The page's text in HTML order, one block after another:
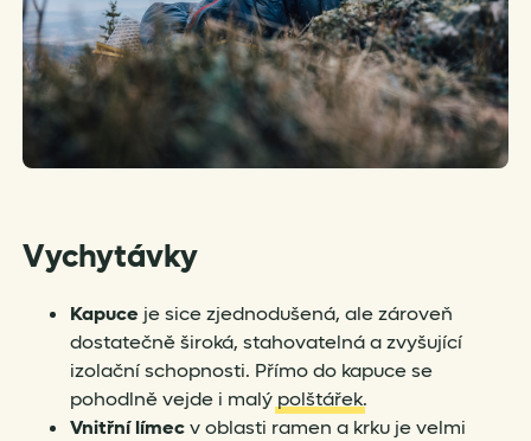
Vychytávky
Kapuce je sice zjednodušená, ale zároveň
dostatečně široká, stahovatelná a zvyšující
izolační schopnosti. Přímo do kapuce se
pohodlně vejde i malý polštářek.
Vnitřní límecv oblasti ramen a krku je velmi